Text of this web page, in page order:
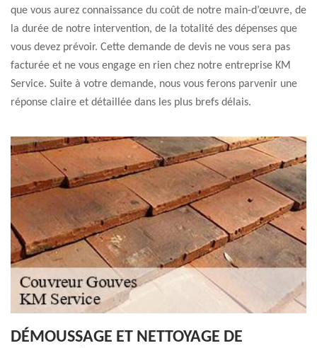
que vous aurez connaissance du coût de notre main-d’œuvre, de
la durée de notre intervention, de la totalité des dépenses que
vous devez prévoir. Cette demande de devis ne vous sera pas
facturée et ne vous engage en rien chez notre entreprise KM
Service. Suite à votre demande, nous vous ferons parvenir une
réponse claire et détaillée dans les plus brefs délais.
DÉMOUSSAGE ET NETTOYAGE DE